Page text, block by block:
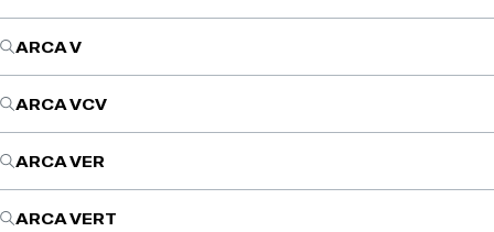
ARCA V
ARCA VCV
ARCA VER
ARCA VERT